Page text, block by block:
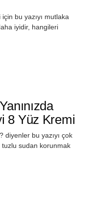
bu yazıyı mutlaka
iyidir, hangileri
8 Yüz Kremi
diyenler bu yazıyı çok
tuzlu sudan korunmak